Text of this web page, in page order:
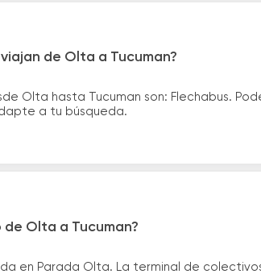
de Olta a Tucuman?
Olta hasta Tucuman son: Flechabus.
a tu búsqueda.
Olta a Tucuman?
en Parada Olta. La terminal de